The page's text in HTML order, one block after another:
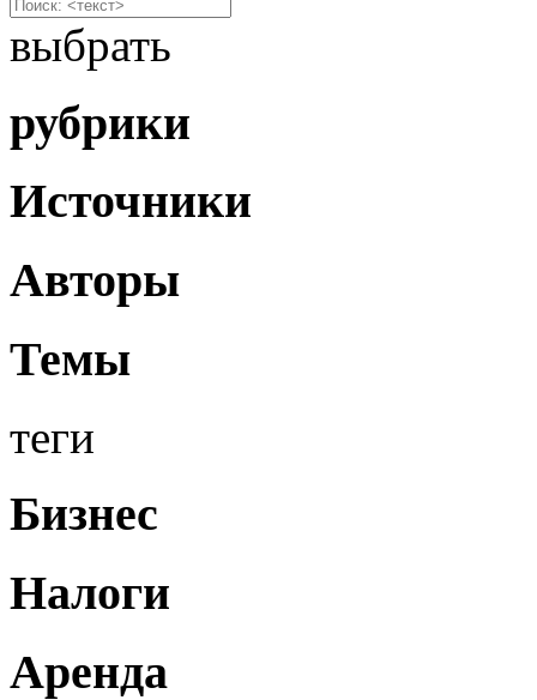
выбрать
рубрики
Источники
Авторы
Темы
теги
Бизнес
Налоги
Аренда